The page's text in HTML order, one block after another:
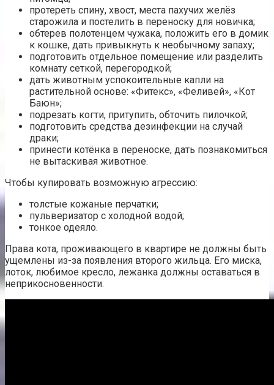
протереть спину, хвост, места пахучих желёз
старожила и постелить в переноску для новичка;
обтерев полотенцем чужака, положить его в домик
к кошке, дать привыкнуть к необычному запаху;
подготовить отдельное помещение или разделить
комнату сеткой, перегородкой;
дать животным успокоительные капли на
растительной основе: «Фитекс», «Феливей», «Кот
Баюн»;
подрезать когти, притупить, обточить пилочкой;
подготовить средства дезинфекции на случай
драки;
принести котёнка в переноске, дать познакомиться
не вытаскивая животное.
Чтобы купировать возможную агрессию:
толстые кожаные перчатки;
пульверизатор с холодной водой;
тонкое одеяло.
Права кота, проживающего в квартире не должны быть
ущемлены из-за появления второго жильца. Его миска,
лоток, любимое кресло, лежанка должны оставаться в
неприкосновенности.